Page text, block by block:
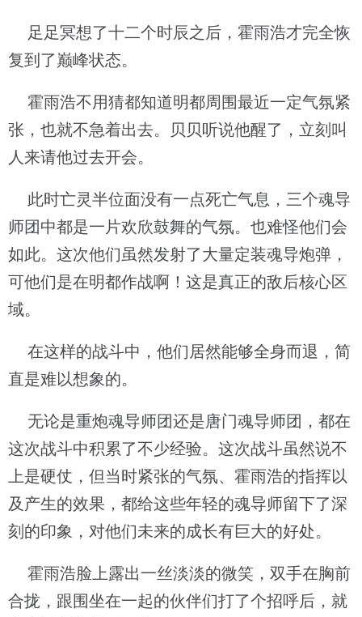
足足冥想了十二个时辰之后，霍雨浩才完全恢
复到了巅峰状态。
霍雨浩不用猜都知道明都周围最近一定气氛紧
张，也就不急着出去。贝贝听说他醒了，立刻叫
人来请他过去开会。
此时亡灵半位面没有一点死亡气息，三个魂导
师团中都是一片欢欣鼓舞的气氛。也难怪他们会
如此。这次他们虽然发射了大量定装魂导炮弹，
可他们是在明都作战啊！这是真正的敌后核心区
域。
在这样的战斗中，他们居然能够全身而退，简
直是难以想象的。
无论是重炮魂导师团还是唐门魂导师团，都在
这次战斗中积累了不少经验。这次战斗虽然说不
上是硬仗，但当时紧张的气氛、霍雨浩的指挥以
及产生的效果，都给这些年轻的魂导师留下了深
刻的印象，对他们未来的成长有巨大的好处。
霍雨浩脸上露出一丝淡淡的微笑，双手在胸前
合拢，跟围坐在一起的伙伴们打了个招呼后，就